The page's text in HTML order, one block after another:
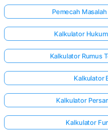
Ada
Ajukan
Anda
Pemecah
Kalkulator
Kalkulator Rumus
Kalkulator
Kalkulator
Kalkulator